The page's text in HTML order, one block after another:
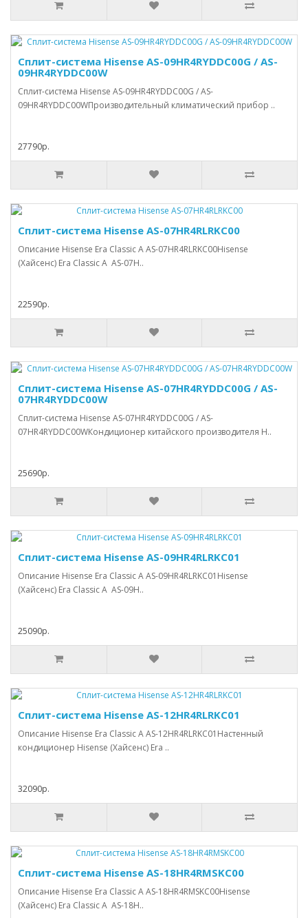
Сплит-система Hisense AS-09HR4RYDDC00G / AS-
09HR4RYDDC00W
Сплит-система Hisense AS-09HR4RYDDC00G / AS-
09HR4RYDDC00WПроизводительный климатический прибор ..
27790р.
Сплит-система Hisense AS-07HR4RLRKC00
Описание Hisense Era Classic A AS-07HR4RLRKC00Hisense
(Хайсенс) Era Classic A AS-07H..
22590р.
Сплит-система Hisense AS-07HR4RYDDC00G / AS-
07HR4RYDDC00W
Сплит-система Hisense AS-07HR4RYDDC00G / AS-
07HR4RYDDC00WКондиционер китайского производителя H..
25690р.
Сплит-система Hisense AS-09HR4RLRKC01
Описание Hisense Era Classic A AS-09HR4RLRKC01Hisense
(Хайсенс) Era Classic A AS-09H..
25090р.
Сплит-система Hisense AS-12HR4RLRKC01
Описание Hisense Era Classic A AS-12HR4RLRKC01Настенный
кондиционер Hisense (Хайсенс) Era ..
32090р.
Сплит-система Hisense AS-18HR4RMSKC00
Описание Hisense Era Classic A AS-18HR4RMSKC00Hisense
(Хайсенс) Era Classic A AS-18H..